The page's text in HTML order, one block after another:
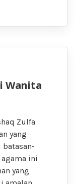
Wanita
Zulfa
yang
ini
yang